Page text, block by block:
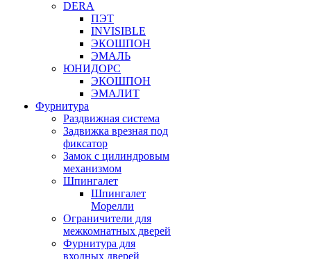
DERA
ПЭТ
INVISIBLE
ЭКОШПОН
ЭМАЛЬ
ЮНИДОРС
ЭКОШПОН
ЭМАЛИТ
Фурнитура
Раздвижная система
Задвижка врезная под
фиксатор
Замок с цилиндровым
механизмом
Шпингалет
Шпингалет
Морелли
Ограничители для
межкомнатных дверей
Фурнитура для
входных дверей